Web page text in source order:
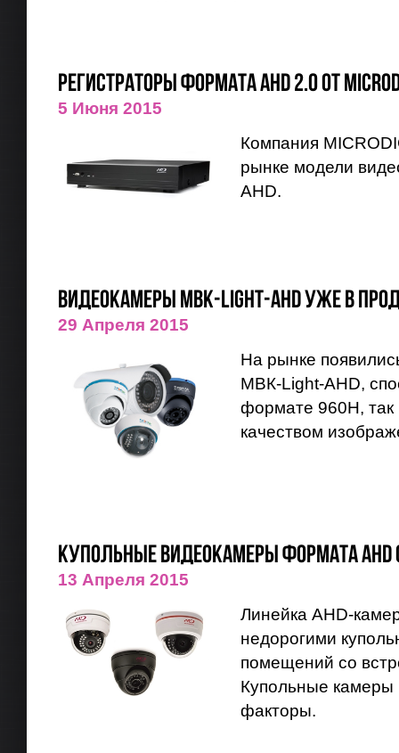
Регистраторы формата AHD 2.0 от
5 Июня 2015
Компания
рынке модели
AHD.
Видеокамеры МВК-Light-AHD уже в
29 Апреля 2015
На рынке
МВК-Light-AHD,
формате 960H,
качеством
Купольные видеокамеры формата AHD
13 Апреля 2015
Линейка AHD-
недорогими
помещений со
Купольные
факторы.